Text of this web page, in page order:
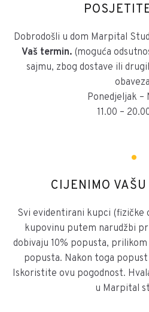
Dobrodošli u dom Marpital
Vaš termin. (moguća
sajmu, zbog dostave ili
Ponedjeljak –
11.00 –
CIJENIMO
Svi evidentirani kupci (fizičke
kupovinu putem narudžbi
dobivaju 10% popusta,
popusta. Nakon toga
Iskoristite ovu pogodnost.
u Marpital